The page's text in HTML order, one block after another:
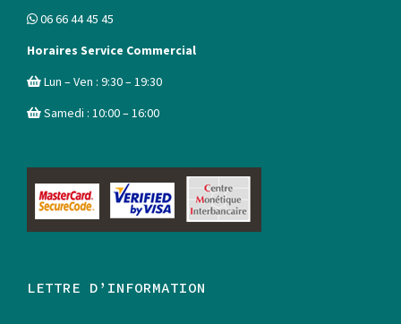
06 66 44 45 45
Horaires Service Commercial
Lun – Ven : 9:30 – 19:30
Samedi : 10:00 – 16:00
LETTRE D’INFORMATION